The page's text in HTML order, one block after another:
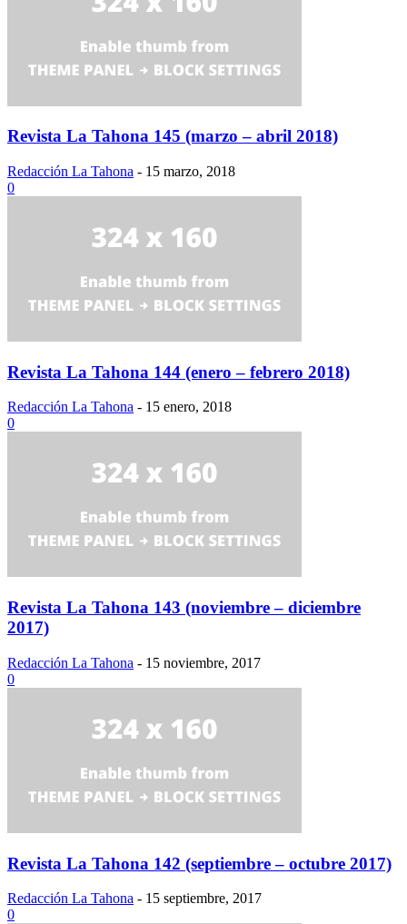
Revista La Tahona 145 (marzo – abril 2018)
Redacción La Tahona - 15 marzo, 2018
0
Revista La Tahona 144 (enero – febrero 2018)
Redacción La Tahona - 15 enero, 2018
0
Revista La Tahona 143 (noviembre – diciembre
2017)
Redacción La Tahona - 15 noviembre, 2017
0
Revista La Tahona 142 (septiembre – octubre 2017)
Redacción La Tahona - 15 septiembre, 2017
0